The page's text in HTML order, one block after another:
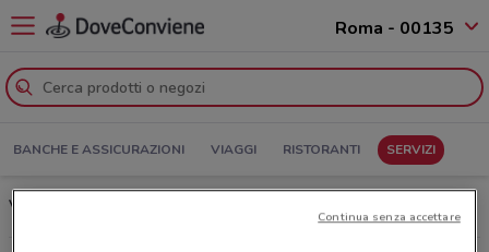
Roma - 00135
BANCHE E ASSICURAZIONI VIAGGI RISTORANTI SERVIZI
Volantino e Offerte E.ON Energia: sfoglia il Catalogo
Continua senza accettare